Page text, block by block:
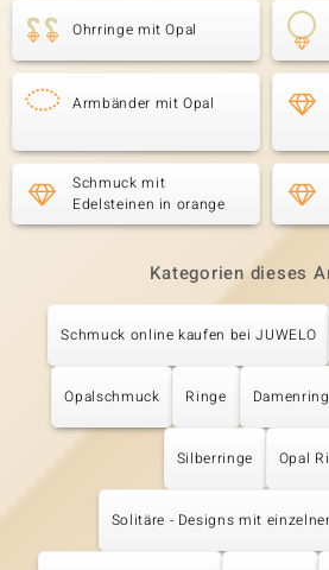
Ohrringe mit Opal
Armbänder mit Opal
Schmuck mit
Edelsteinen in orange
Kategorien dieses
Schmuck online kaufen bei JUWELO
Opalschmuck Ringe
Silberringe Opal
Solitäre - Designs mit